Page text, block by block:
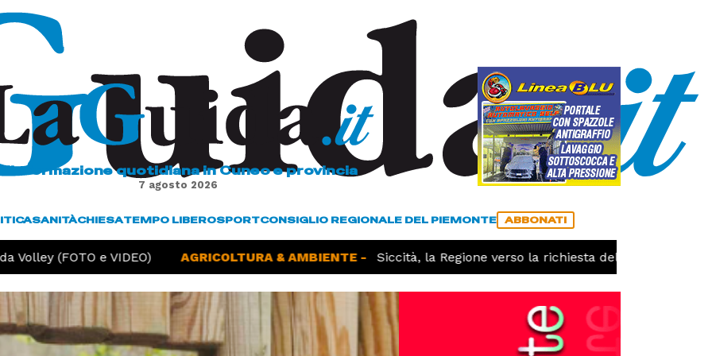
L'informazione quotidiana in Cuneo e provincia
7 agosto 2026
SANITÀCHIESATEMPO LIBEROSPORTCONSIGLIO REGIONALE DEL PIEMONTE ABBONATI
(FOTO e VIDEO) AGRICOLTURA & AMBIENTE - Siccità, la Regione verso la richiesta dello stato di